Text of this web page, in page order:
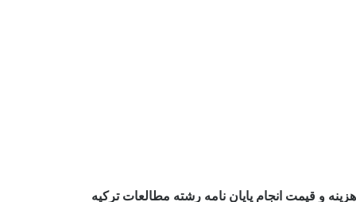
هزینه و قیمت انجام پایان نامه رشته مطالعات ترکیه